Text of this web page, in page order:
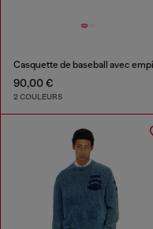
90,00 €
2 COULEURS